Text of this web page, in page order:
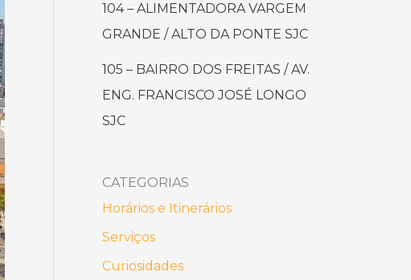
104 – ALIMENTADORA VARGEM
GRANDE / ALTO DA PONTE SJC
105 – BAIRRO DOS FREITAS / AV.
ENG. FRANCISCO JOSÉ LONGO
SJC
CATEGORIAS
Horários e Itinerários
Serviços
Curiosidades